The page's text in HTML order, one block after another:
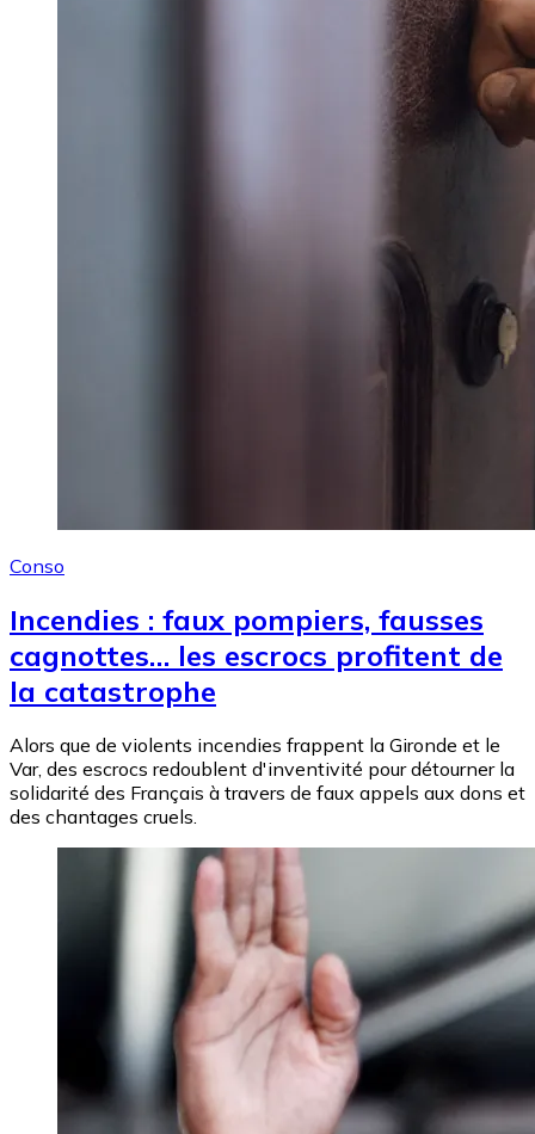
Conso
Incendies : faux pompiers, fausses
cagnottes… les escrocs profitent de
la catastrophe
Alors que de violents incendies frappent la Gironde et le
Var, des escrocs redoublent d'inventivité pour détourner la
solidarité des Français à travers de faux appels aux dons et
des chantages cruels.